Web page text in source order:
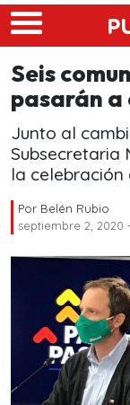
Skip to main
Seis
pasarán a
Junto al
Subsecretaria
la celebración
Por Belén Rubio
septiembre 2, 2020